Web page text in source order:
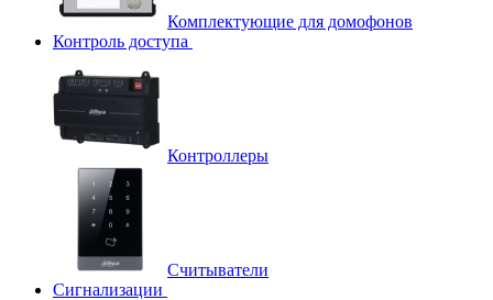
Комплектующие для домофонов
Контроль доступа
Контроллеры
Считыватели
Сигнализации